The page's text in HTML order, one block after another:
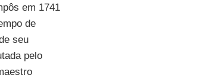
em 1741
de
seu
pelo